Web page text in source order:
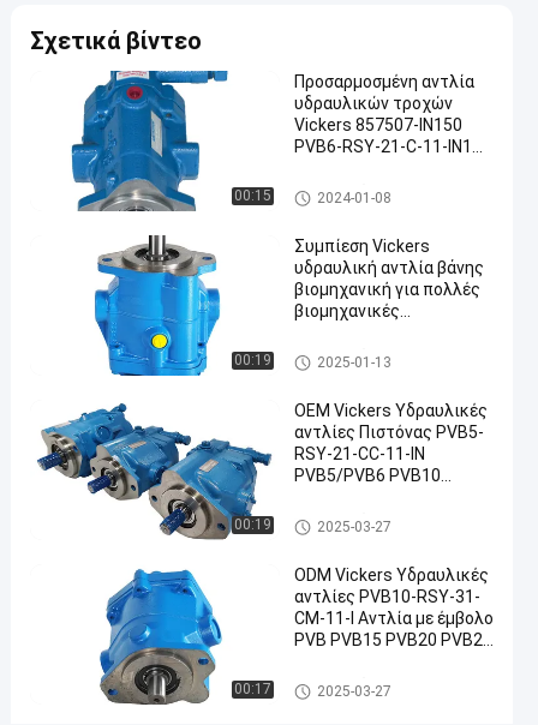
PVB5
PVB10
PVB15
PVB20
PVB29
υδραυλική
αντλία
Custom
Vickers
κατασκευαστής
αντλιών
με
έμβολο
2025-
03-27
απόψεις
Συμμετοχή
Υδραυλική
Σχετικά βίντεο
00:15
Προσαρμοσμένη αντλία
υδραυλικών τροχών
Vickers 857507-IN150
PVB6-RSY-21-C-11-IN1
Υδραυλικές αντλίες Vickers
2024-01-08
00:19
Συμπίεση Vickers
υδραυλική αντλία βάνης
βιομηχανική για πολλές
βιομηχανικές
Υδραυλικές αντλίες Vickers
2025-01-13
00:19
OEM Vickers Υδραυλικές
αντλίες Πιστόνας PVB5-
RSY-21-CC-11-IN
PVB5/PVB6 PVB10
PVB45 Για κατασκευαστή
υδραυλικών αντλιών
Υδραυλικές αντλίες Vickers
2025-03-27
00:17
ODM Vickers Υδραυλικές
αντλίες PVB10-RSY-31-
CM-11-I Αντλία με έμβολο
PVB PVB15 PVB20 PVB29
Ανώτατης Πίεσης Αντλία
με έμβολο
Υδραυλικές αντλίες Vickers
2025-03-27